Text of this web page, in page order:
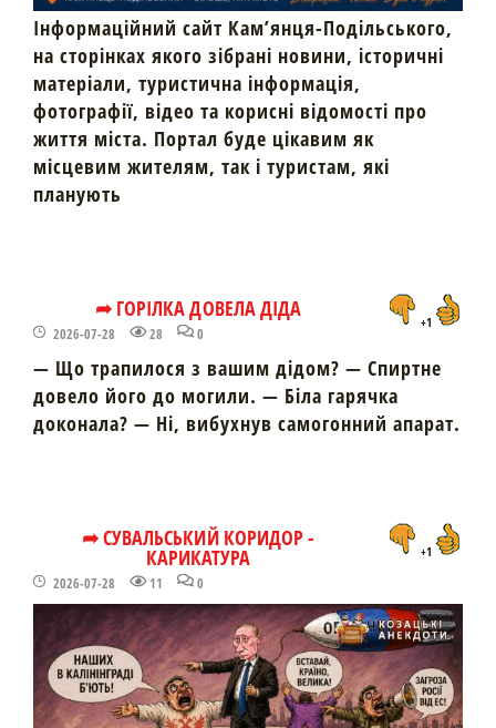
Інформаційний сайт Кам’янця-Подільського,
на сторінках якого зібрані новини, історичні
матеріали, туристична інформація,
фотографії, відео та корисні відомості про
життя міста. Портал буде цікавим як
місцевим жителям, так і туристам, які
планують
➦ ГОРІЛКА ДОВЕЛА ДІДА
2026-07-28 28 0
+1
— Що трапилося з вашим дідом? — Спиртне
довело його до могили. — Біла гарячка
доконала? — Ні, вибухнув самогонний апарат.
➦ СУВАЛЬСЬКИЙ КОРИДОР -
КАРИКАТУРА
2026-07-28 11 0
+1